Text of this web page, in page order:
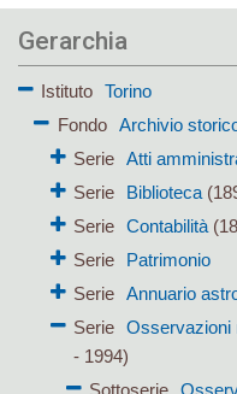
Gerarchia
Istituto
Torino
Fondo
Archivio
Serie Atti
Serie
Biblioteca
Serie Contabilità
Serie
Patrimonio
Serie Annuario
Serie Osservazioni
- 1994)
Sottoserie